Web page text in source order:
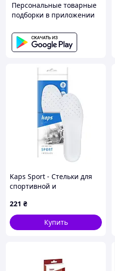
Персональные товарные
подборки в приложении
Kaps Sport - Стельки для
спортивной и
221 ₴
Купить